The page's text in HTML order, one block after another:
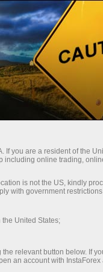
chiến
các cuộc thi
gia chứng
họ. Người
trao giải
hàng năm
có thể giành
If you are a resident of the
including online trading,
is not the US, kindly
with government
United States;
relevant button below. If
an account with InstaForex